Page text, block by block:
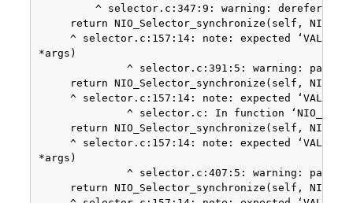
^ selector.c:347:9: warning:
return NIO_Selector_synchronize(self,
^ selector.c:157:14: note: expected ‘VALUE
*args)
^ selector.c:391:5: warning:
return NIO_Selector_synchronize(self,
^ selector.c:157:14: note: expected ‘VALUE
^ selector.c: In function
return NIO_Selector_synchronize(self,
^ selector.c:157:14: note: expected ‘VALUE
*args)
^ selector.c:407:5: warning:
return NIO_Selector_synchronize(self,